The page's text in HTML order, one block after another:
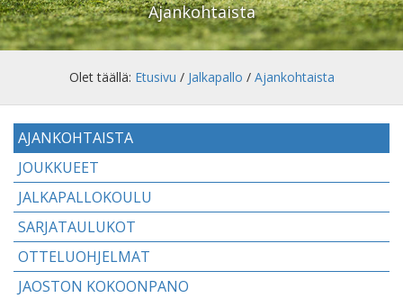
Ajankohtaista
Olet täällä: Etusivu / Jalkapallo / Ajankohtaista
AJANKOHTAISTA
JOUKKUEET
JALKAPALLOKOULU
SARJATAULUKOT
OTTELUOHJELMAT
JAOSTON KOKOONPANO